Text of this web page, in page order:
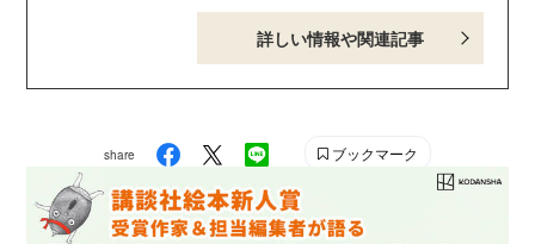
の公立保育園に９年間勤務した後、“夢と魔法の王国”での
自称・お姉さんを経て、2016年、大人のための絵本カフ
ラムを多数執筆し、雑誌『たのしい幼稚園』（講談社）
では、おすすめの絵本を紹介する連載『たのしい絵本
館』を担当。2021年度より、「認定絵本士養成講座」
（国立青少年教育振興機構）の講師も務める。 ムッチー
詳しい情報や関連記事
share ブックマーク